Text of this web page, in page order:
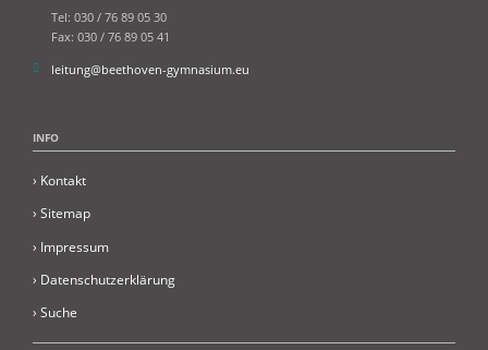
Tel: 030 / 76 89 05 30
Fax: 030 / 76 89 05 41
leitung@beethoven-gymnasium.eu
INFO
› Kontakt
› Sitemap
› Impressum
› Datenschutzerklärung
› Suche